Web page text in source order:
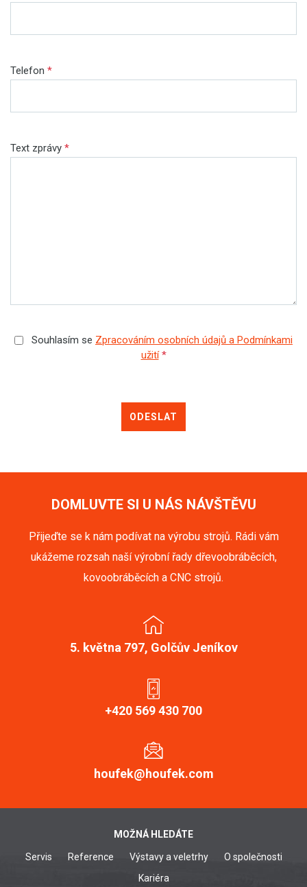
Telefon *
Text zprávy *
Souhlasím se Zpracováním osobních údajů a Podmínkami
užití *
ODESLAT
DOMLUVTE SI U NÁS NÁVŠTĚVU
Přijeďte se k nám podívat na výrobu strojů. Rádi vám
ukážeme rozsah naší výrobní řady dřevoobráběcích,
kovoobráběcích a CNC strojů.
5. května 797, Golčův Jeníkov
+420 569 430 700
houfek@houfek.com
MOŽNÁ HLEDÁTE
Servis Reference Výstavy a veletrhy
O společnosti
Kariéra